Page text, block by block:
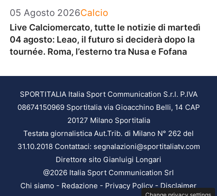
05 Agosto 2026Categorie
Calcio
Live Calciomercato, tutte le notizie di martedì
04 agosto: Leao, il futuro si deciderà dopo la
tournée. Roma, l’esterno tra Nusa e Fofana
SPORTITALIA Italia Sport Communication S.r.l. P.IVA
08674150969 Sportitalia via Gioacchino Belli, 14 CAP
20127 Milano Sportitalia
Testata giornalistica Aut.Trib. di Milano N° 262 del
31.10.2018 Contattaci: segnalazioni@sportitaliatv.com
Direttore sito Gianluigi Longari
@2026 Italia Sport Communication Srl
Chi siamo - Redazione - Privacy Policy-Disclaimer